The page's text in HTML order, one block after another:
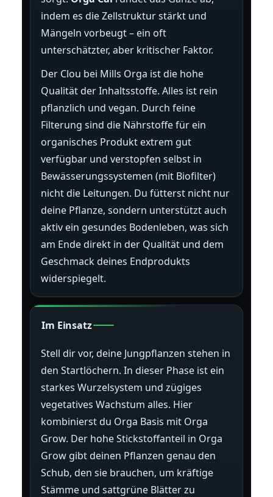
indem es die Zellstruktur stärkt und
Mängeln vorbeugt – ein oft
unterschätzter, aber kritischer Faktor.
Der Clou bei Mills Orga ist die hohe
Qualität der Inhaltsstoffe. Alles ist rein
pflanzlich und vegan. Durch feine
Filterung sind die Nährstoffe für ein
organisches Produkt extrem gut
verfügbar und verstopfen selbst in
Bewässerungssystemen (mit Biofilter)
nicht die Leitungen. Du fütterst nicht nur
deine Pflanze, sondern unterstützt auch
aktiv ein gesundes Bodenleben, was sich
am Ende direkt in der Qualität und dem
Geschmack deines Endprodukts
widerspiegelt.
Im Einsatz
Stell dir vor, deine Jungpflanzen stehen in
den Startlöchern. In dieser Phase ist ein
starkes Wurzelsystem und zügiges
vegetatives Wachstum alles. Hier
kombinierst du Orga Basis mit Orga
Grow. Der hohe Stickstoffanteil in Orga
Grow gibt deinen Pflanzen genau den
Schub, den sie brauchen, um kräftige
Stämme und sattgrüne Blätter zu